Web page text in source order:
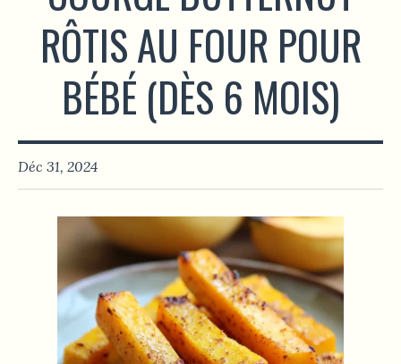
RÔTIS AU FOUR POUR
BÉBÉ (DÈS 6 MOIS)
Déc 31, 2024